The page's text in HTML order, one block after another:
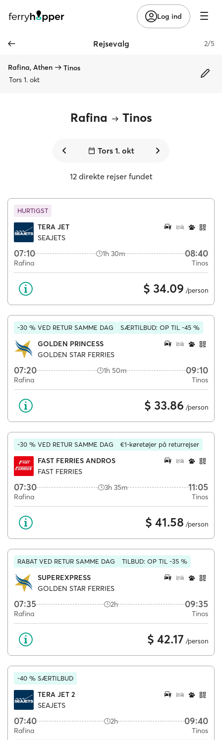
Log ind
Rejsevalg 2/5
Rafina, Athen
Tinos
Tors 1. okt
Rafina Tinos
Tors 1. okt
12 direkte rejser fundet
HURTIGST
TERA JET
SEAJETS
07:10 1h 30m 08:40
Rafina Tinos
$ 34.09 /person
-30 % VED RETUR SAMME DAG SÆRTILBUD: OP TIL -45 %
GOLDEN PRINCESS
GOLDEN STAR FERRIES
07:20 1h 50m 09:10
Rafina Tinos
$ 33.86 /person
-30 % VED RETUR SAMME DAG €1-køretøjer på returrejser
FAST FERRIES ANDROS
FAST FERRIES
07:30 3h 35m 11:05
Rafina Tinos
$ 41.58 /person
RABAT VED RETUR SAMME DAG TILBUD: OP TIL -35 %
SUPEREXPRESS
GOLDEN STAR FERRIES
07:35 2h 09:35
Rafina Tinos
$ 42.17 /person
-40 % SÆRTILBUD
TERA JET 2
SEAJETS
07:40 2h 09:40
Rafina Tinos